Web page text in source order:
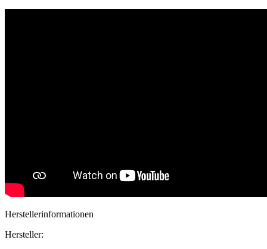
Herstellerinformationen
Hersteller: